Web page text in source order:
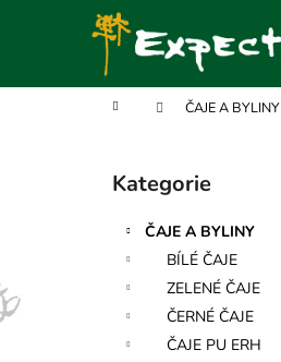
Domů ČAJE A BYLINY
Přeskočit
kategorie
Kategorie
ČAJE A BYLINY
BÍLÉ ČAJE
ZELENÉ ČAJE
ČERNÉ ČAJE
ČAJE PU ERH
í
Zpět
do
Zpět
do